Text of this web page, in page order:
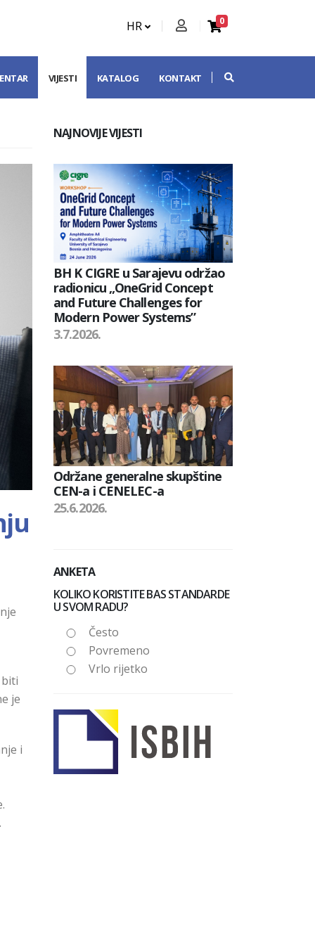
HR 0
VIJESTI KATALOG KONTAKT
je
i
NAJNOVIJE VIJESTI
BH K CIGRE u Sarajevu održao
radionicu „OneGrid Concept
and Future Challenges for
Modern Power Systems”
3.7.2026.
Održane generalne skupštine
CEN-a i CENELEC-a
25.6.2026.
ANKETA
KOLIKO KORISTITE BAS STANDARDE
U SVOM RADU?
Često
Povremeno
Vrlo rijetko